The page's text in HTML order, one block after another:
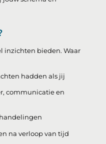
inzichten bieden. Waar
hadden als jij
communicatie en
na verloop van tijd